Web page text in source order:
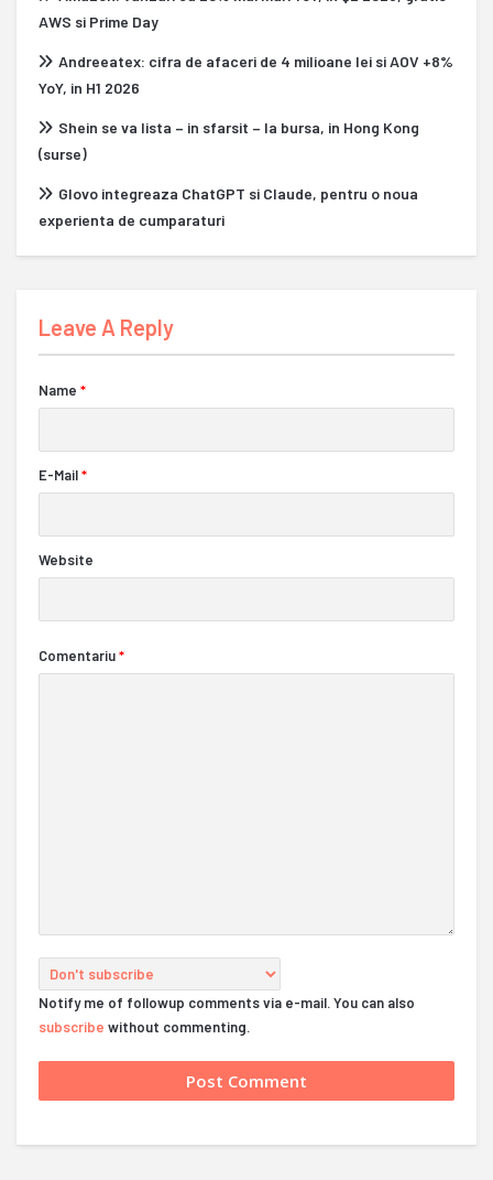
AWS si Prime Day
Andreeatex: cifra de afaceri de 4 milioane lei si AOV +8%
YoY, in H1 2026
Shein se va lista – in sfarsit – la bursa, in Hong Kong
(surse)
Glovo integreaza ChatGPT si Claude, pentru o noua
experienta de cumparaturi
Leave A Reply
Name *
E-Mail*
Website
Comentariu*
Notify me of followup comments via e-mail. You can also
subscribe without commenting.